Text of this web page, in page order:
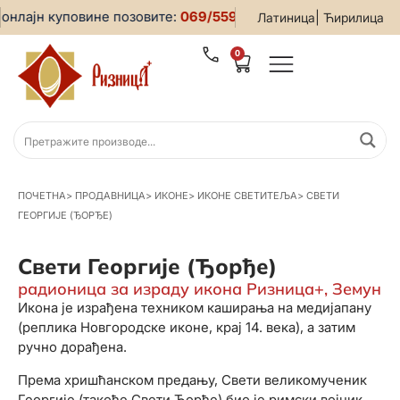
Латиница Ћирилица
куповине позовите:069/5599-019• За све
0
ПОЧЕТНА> ПРОДАВНИЦА> ИКОНЕ> ИКОНЕ СВЕТИТЕЉА> СВЕТИ
ГЕОРГИЈЕ (ЂОРЂЕ)
Свети Георгије (Ђорђе)
радионица за израду икона Ризница+, Земун
Икона је израђена техником каширања на медијапану
(реплика Новгородске иконе, крај 14. века), а затим
ручно дорађена.
Према хришћанском предању, Свети великомученик